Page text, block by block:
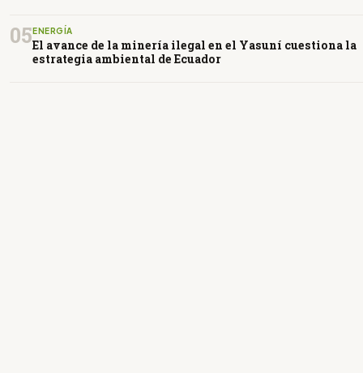
05ENERGÍA
El avance de la minería ilegal en el Yasuní cuestiona la
estrategia ambiental de Ecuador